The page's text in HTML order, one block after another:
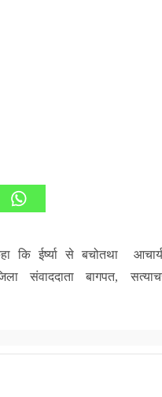
कि ईर्ष्या से बचोतथा
संवाददाता बागपत,